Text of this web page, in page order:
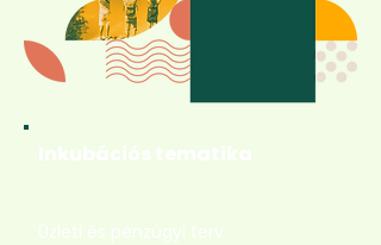
Inkubációs tematika
Üzleti és pénzügyi terv